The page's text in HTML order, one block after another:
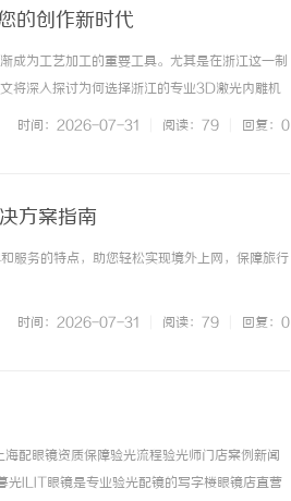
的创作新时代
成为工艺加工的重要工具。尤其是在浙江这一制
将深入探讨为何选择浙江的专业3D激光内雕机
量。3D激光内雕机简介3D激光内雕机是一种
时间：2026-07-31 阅读：79 回复：0
方案指南
服务的特点，助您轻松实现境外上网，保障旅行
时间：2026-07-31 阅读：79 回复：0
配眼镜资质保障验光流程验光师门店案例新闻
ILIT眼镜是专业验光配镜的写字楼眼镜店直营